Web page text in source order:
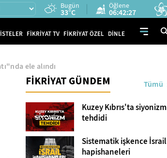
Bugün
33°C
Öğlene
06:42:26
FİKRİYAT TV FİKRİYAT ÖZEL DİNLE
ele alındı
FİKRİYAT GÜNDEM Tümü
Kuzey Kıbrıs'ta siyonizm
tehdidi
Sistematik işkence İsrail
hapishaneleri